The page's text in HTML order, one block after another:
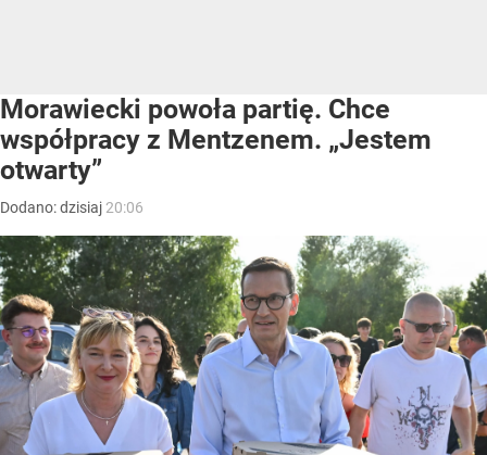
Morawiecki powoła partię. Chce
współpracy z Mentzenem. „Jestem
otwarty”
Dodano:dzisiaj 20:06